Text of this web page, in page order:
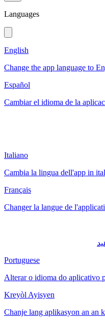
Languages
English
Change the app language to
Español
Cambiar el idioma de la
Italiano
Cambia la lingua dell'app in
Français
Changer la langue de
Portuguese
Alterar o idioma do aplicativo
Kreyòl Ayisyen
Chanje lang aplikasyon an an